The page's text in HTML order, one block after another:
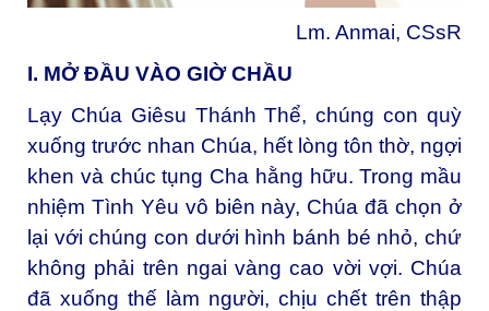
Lm. Anmai, CSsR
I. MỞ ĐẦU VÀO GIỜ CHẦU
Lạy Chúa Giêsu Thánh Thể, chúng con quỳ
xuống trước nhan Chúa, hết lòng tôn thờ, ngợi
khen và chúc tụng Cha hằng hữu. Trong mầu
nhiệm Tình Yêu vô biên này, Chúa đã chọn ở
lại với chúng con dưới hình bánh bé nhỏ, chứ
không phải trên ngai vàng cao vời vợi. Chúa
đã xuống thế làm người, chịu chết trên thập